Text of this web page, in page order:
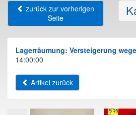
zurück zur vorherigen
Seite
Lagerräumung: Versteigerung
14:00:00
Artikel zurück